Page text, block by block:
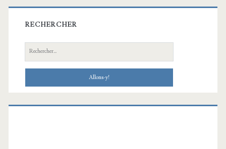
RECHERCHER
Recherche: